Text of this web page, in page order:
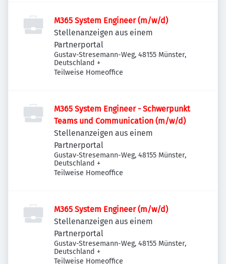
M365 System Engineer (m/w/d)
Stellenanzeigen aus einem
Partnerportal
Gustav-Stresemann-Weg, 48155 Münster,
Deutschland +
Teilweise Homeoffice
M365 System Engineer - Schwerpunkt
Teams und Communication (m/w/d)
Stellenanzeigen aus einem
Partnerportal
Gustav-Stresemann-Weg, 48155 Münster,
Deutschland +
Teilweise Homeoffice
M365 System Engineer (m/w/d)
Stellenanzeigen aus einem
Partnerportal
Gustav-Stresemann-Weg, 48155 Münster,
Deutschland +
Teilweise Homeoffice